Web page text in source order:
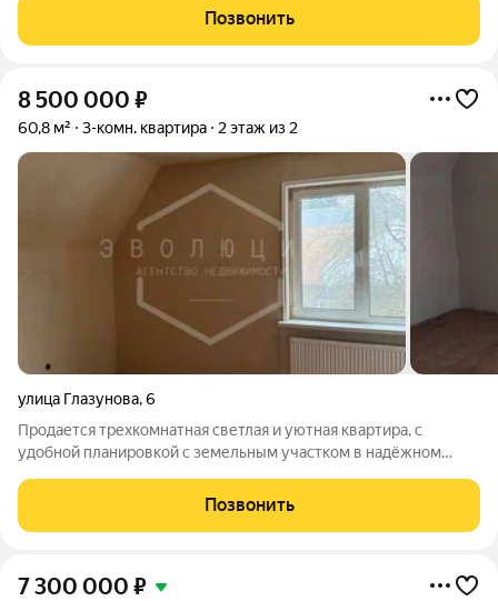
Калининграда застройка (тихий, «сталинский» или
послевоенный немецкий стиль) Ключевые
Позвонить
8 500 000 ₽
60,8 м² 3-комн. квартира 2 этаж из 2
улица Глазунова,6
Продается трехкомнатная светлая и уютная квартира, с
удобной планировкой с земельным участком в надёжном
немецких особняков в Центральном районе города
Калининграда на ул. Глазунова. Общая площадь
Позвонить
7 300 000 ₽